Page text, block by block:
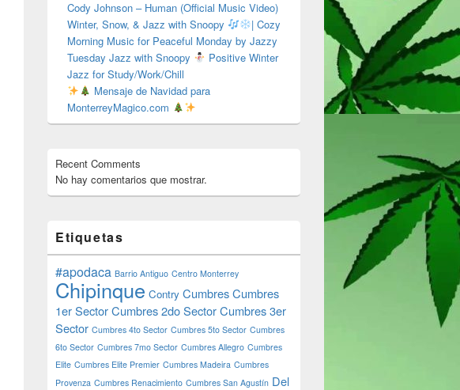
Smoke Shop Monterrey Monterreymagico.com
Cody Johnson – Human (Official Music Video)
Winter, Snow, & Jazz with Snoopy
| Cozy
Morning Music for Peaceful Monday by Jazzy
Tuesday Jazz with Snoopy
Positive Winter
Jazz for Study/Work/Chill
Mensaje de Navidad para
MonterreyMagico.com
Recent Comments
No hay comentarios que mostrar.
Etiquetas
#apodaca Barrio Antiguo Centro Monterrey
Chipinque Contry CumbresCumbres
1er SectorCumbres 2do SectorCumbres 3er
Sector Cumbres 4to Sector Cumbres 5to Sector Cumbres
6to Sector Cumbres 7mo Sector Cumbres Allegro Cumbres
Elite Cumbres Elite Premier Cumbres Madeira Cumbres
Provenza Cumbres Renacimiento Cumbres San Agustín Del